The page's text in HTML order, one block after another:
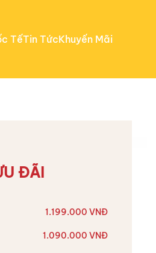
TếTin TứcKhuyến Mãi
ĐÃI
1.199.000 VNĐ
1.090.000 VNĐ